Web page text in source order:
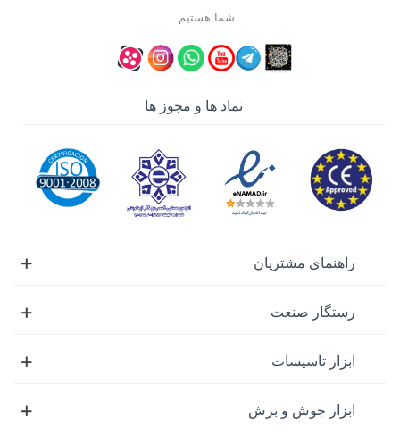
شما هستیم.
نماد ها و مجوز ها
راهنمای مشتریان
رستگار صنعت
ابزار تاسیسات
ابزار جوش و برش